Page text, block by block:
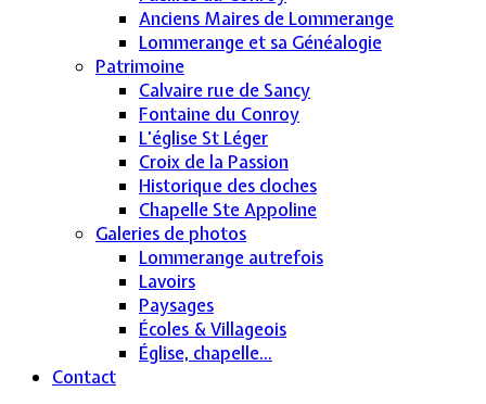
Anciens Maires de Lommerange
Lommerange et sa Généalogie
Patrimoine
Calvaire rue de Sancy
Fontaine du Conroy
L'église St Léger
Croix de la Passion
Historique des cloches
Chapelle Ste Appoline
Galeries de photos
Lommerange autrefois
Lavoirs
Paysages
Écoles & Villageois
Église, chapelle...
Contact